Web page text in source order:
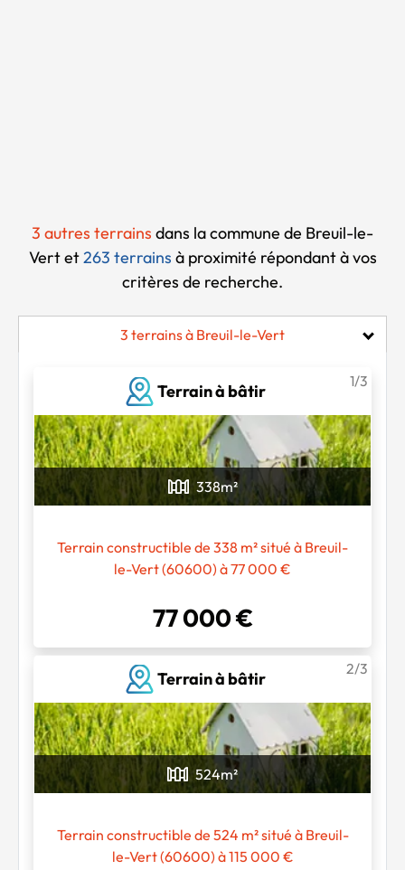
3 autres terrains dans la commune de Breuil-le-
Vert et263 terrains à proximité répondant à vos
critères de recherche.
Chargement...
3 terrains à Breuil-le-Vert
Terrain à bâtir
1/3
338m²
Terrain constructible de 338 m² situé à Breuil-
le-Vert (60600) à 77 000 €
77 000 €
Terrain à bâtir
2/3
524m²
Terrain constructible de 524 m² situé à Breuil-
le-Vert (60600) à 115 000 €